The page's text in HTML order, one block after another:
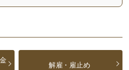
解雇・雇止め